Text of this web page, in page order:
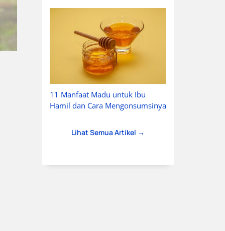
11 Manfaat Madu untuk Ibu
Hamil dan Cara Mengonsumsinya
Lihat Semua Artikel →